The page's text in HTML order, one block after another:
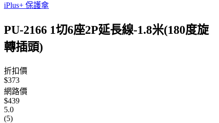
iPlus+ 保護傘
PU-2166 1切6座2P延長線-1.8米(180度旋
轉插頭)
折扣價
$373
網路價
$439
5.0
(5)